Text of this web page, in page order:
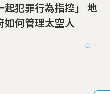
犯罪行為指控」 地
如何管理太空人